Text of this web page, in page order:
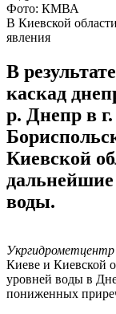
Фото: КМВА
В Киевской
явления
В
каскад
р. Днепр в
Киевской
дальнейшие
воды.
Укргидрометцентр
Киеве и Киевской
уровней воды в
пониженных